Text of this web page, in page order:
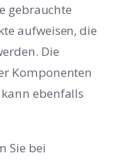
gebrauchte
aufweisen, die
Die
Komponenten
ebenfalls
Sie bei